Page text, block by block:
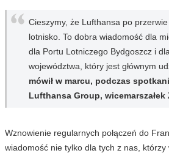
Cieszymy, że Lufthansa po
lotnisko. To dobra wiadomość dla
dla Portu Lotniczego Bydgoszcz i
województwa, który jest głównym
mówił w marcu, podczas
Lufthansa Group,
Wznowienie regularnych połączeń do
wiadomość nie tylko dla tych z nas, którzy